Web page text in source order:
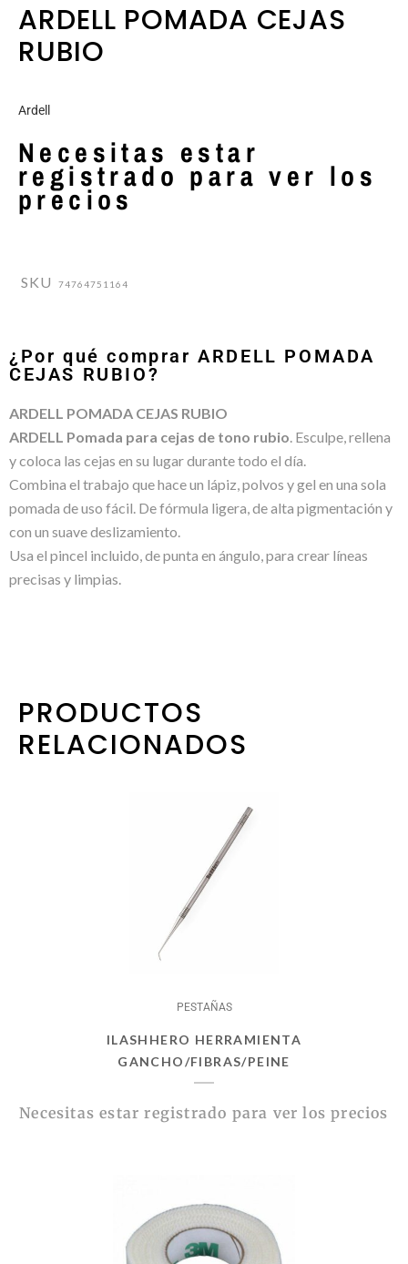
ARDELL POMADA CEJAS
RUBIO
Ardell
Necesitas estar
registrado para ver los
precios
SKU 74764751164
¿Por qué comprar ARDELL POMADA
CEJAS RUBIO?
ARDELL POMADA CEJAS RUBIO
ARDELL Pomada para cejas de tono rubio. Esculpe, rellena
y coloca las cejas en su lugar durante todo el día.
Combina el trabajo que hace un lápiz, polvos y gel en una sola
pomada de uso fácil. De fórmula ligera, de alta pigmentación y
con un suave deslizamiento.
Usa el pincel incluido, de punta en ángulo, para crear líneas
precisas y limpias.
PRODUCTOS
RELACIONADOS
PESTAÑAS
ILASHHERO HERRAMIENTA
GANCHO/FIBRAS/PEINE
Necesitas estar registrado para ver los precios